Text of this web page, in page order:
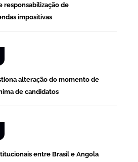
responsabilização de
impositivas
alteração do momento de
de candidatos
entre Brasil e Angola